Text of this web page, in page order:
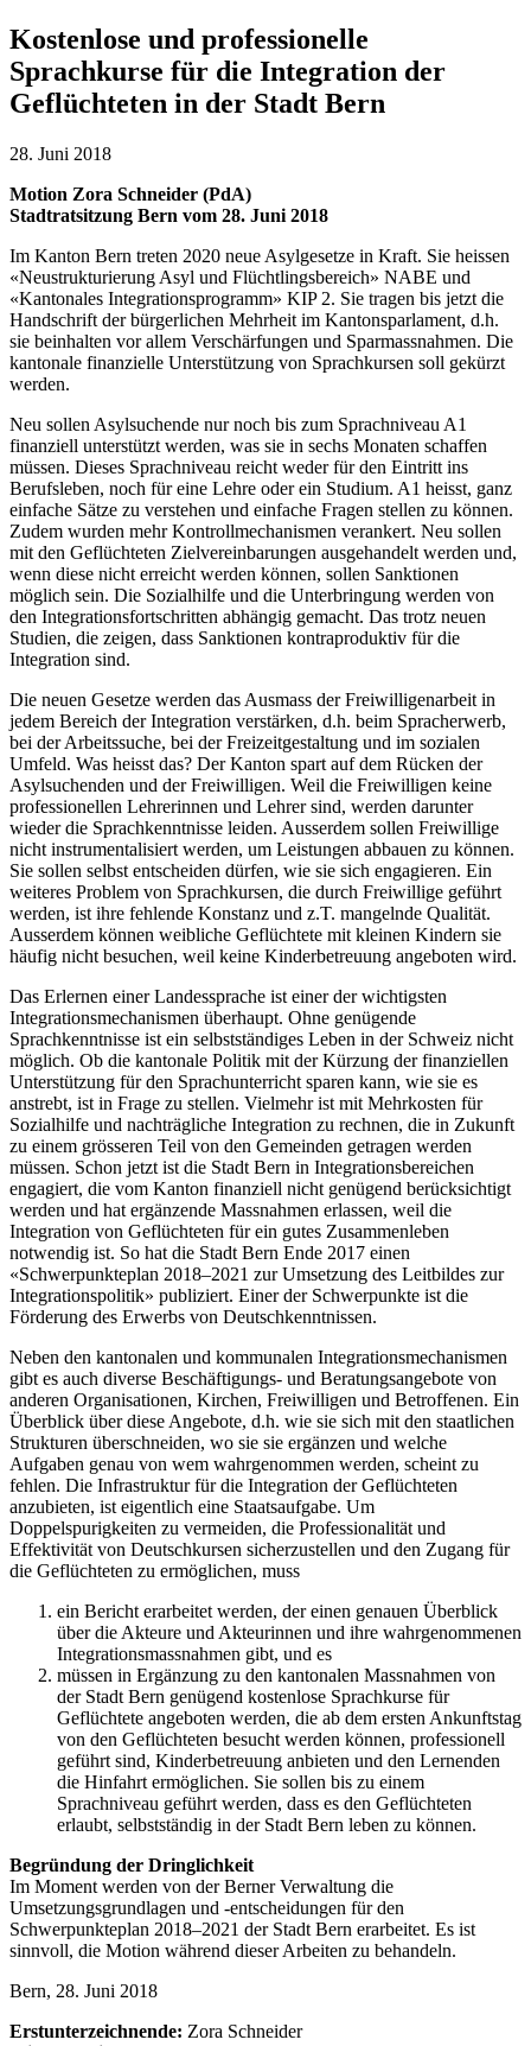
Kostenlose und professionelle
Sprachkurse für die Integration der
Geflüchteten in der Stadt Bern
28. Juni 2018
Motion Zora Schneider (PdA)
Stadtratsitzung Bern vom 28. Juni 2018
Im Kanton Bern treten 2020 neue Asylgesetze in Kraft. Sie heissen
«Neustrukturierung Asyl und Flüchtlingsbereich» NABE und
«Kantonales Integrationsprogramm» KIP 2. Sie tragen bis jetzt die
Handschrift der bürgerlichen Mehrheit im Kantonsparlament, d.h.
sie beinhalten vor allem Verschärfungen und Sparmassnahmen. Die
kantonale finanzielle Unterstützung von Sprachkursen soll gekürzt
werden.
Neu sollen Asylsuchende nur noch bis zum Sprachniveau A1
finanziell unterstützt werden, was sie in sechs Monaten schaffen
müssen. Dieses Sprachniveau reicht weder für den Eintritt ins
Berufsleben, noch für eine Lehre oder ein Studium. A1 heisst, ganz
einfache Sätze zu verstehen und einfache Fragen stellen zu können.
Zudem wurden mehr Kontrollmechanismen verankert. Neu sollen
mit den Geflüchteten Zielvereinbarungen ausgehandelt werden und,
wenn diese nicht erreicht werden können, sollen Sanktionen
möglich sein. Die Sozialhilfe und die Unterbringung werden von
den Integrationsfortschritten abhängig gemacht. Das trotz neuen
Studien, die zeigen, dass Sanktionen kontraproduktiv für die
Integration sind.
Die neuen Gesetze werden das Ausmass der Freiwilligenarbeit in
jedem Bereich der Integration verstärken, d.h. beim Spracherwerb,
bei der Arbeitssuche, bei der Freizeitgestaltung und im sozialen
Umfeld. Was heisst das? Der Kanton spart auf dem Rücken der
Asylsuchenden und der Freiwilligen. Weil die Freiwilligen keine
professionellen Lehrerinnen und Lehrer sind, werden darunter
wieder die Sprachkenntnisse leiden. Ausserdem sollen Freiwillige
nicht instrumentalisiert werden, um Leistungen abbauen zu können.
Sie sollen selbst entscheiden dürfen, wie sie sich engagieren. Ein
weiteres Problem von Sprachkursen, die durch Freiwillige geführt
werden, ist ihre fehlende Konstanz und z.T. mangelnde Qualität.
Ausserdem können weibliche Geflüchtete mit kleinen Kindern sie
häufig nicht besuchen, weil keine Kinderbetreuung angeboten wird.
Das Erlernen einer Landessprache ist einer der wichtigsten
Integrationsmechanismen überhaupt. Ohne genügende
Sprachkenntnisse ist ein selbstständiges Leben in der Schweiz nicht
möglich. Ob die kantonale Politik mit der Kürzung der finanziellen
Unterstützung für den Sprachunterricht sparen kann, wie sie es
anstrebt, ist in Frage zu stellen. Vielmehr ist mit Mehrkosten für
Sozialhilfe und nachträgliche Integration zu rechnen, die in Zukunft
zu einem grösseren Teil von den Gemeinden getragen werden
müssen. Schon jetzt ist die Stadt Bern in Integrationsbereichen
engagiert, die vom Kanton finanziell nicht genügend berücksichtigt
werden und hat ergänzende Massnahmen erlassen, weil die
Integration von Geflüchteten für ein gutes Zusammenleben
notwendig ist. So hat die Stadt Bern Ende 2017 einen
«Schwerpunkteplan 2018–2021 zur Umsetzung des Leitbildes zur
Integrationspolitik» publiziert. Einer der Schwerpunkte ist die
Förderung des Erwerbs von Deutschkenntnissen.
Neben den kantonalen und kommunalen Integrationsmechanismen
gibt es auch diverse Beschäftigungs- und Beratungsangebote von
anderen Organisationen, Kirchen, Freiwilligen und Betroffenen. Ein
Überblick über diese Angebote, d.h. wie sie sich mit den staatlichen
Strukturen überschneiden, wo sie sie ergänzen und welche
Aufgaben genau von wem wahrgenommen werden, scheint zu
fehlen. Die Infrastruktur für die Integration der Geflüchteten
anzubieten, ist eigentlich eine Staatsaufgabe. Um
Doppelspurigkeiten zu vermeiden, die Professionalität und
Effektivität von Deutschkursen sicherzustellen und den Zugang für
die Geflüchteten zu ermöglichen, muss
ein Bericht erarbeitet werden, der einen genauen Überblick
über die Akteure und Akteurinnen und ihre wahrgenommenen
Integrationsmassnahmen gibt, und es
müssen in Ergänzung zu den kantonalen Massnahmen von
der Stadt Bern genügend kostenlose Sprachkurse für
Geflüchtete angeboten werden, die ab dem ersten Ankunftstag
von den Geflüchteten besucht werden können, professionell
geführt sind, Kinderbetreuung anbieten und den Lernenden
die Hinfahrt ermöglichen. Sie sollen bis zu einem
Sprachniveau geführt werden, dass es den Geflüchteten
erlaubt, selbstständig in der Stadt Bern leben zu können.
Begründung der Dringlichkeit
Im Moment werden von der Berner Verwaltung die
Umsetzungsgrundlagen und -entscheidungen für den
Schwerpunkteplan 2018–2021 der Stadt Bern erarbeitet. Es ist
sinnvoll, die Motion während dieser Arbeiten zu behandeln.
Bern, 28. Juni 2018
Erstunterzeichnende: Zora Schneider